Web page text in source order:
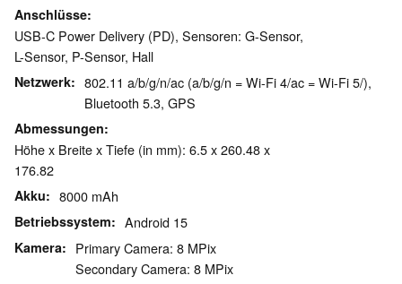
Anschlüsse
USB-C Power Delivery (PD), Sensoren: G-Sensor,
L-Sensor, P-Sensor, Hall
Netzwerk
802.11 a/b/g/n/ac (a/b/g/n = Wi-Fi 4/ac = Wi-Fi 5/),
Bluetooth 5.3, GPS
Abmessungen
Höhe x Breite x Tiefe (in mm): 6.5 x 260.48 x
176.82
Akku 8000 mAh
Betriebssystem Android 15
Kamera
Primary Camera: 8 MPix
Secondary Camera: 8 MPix